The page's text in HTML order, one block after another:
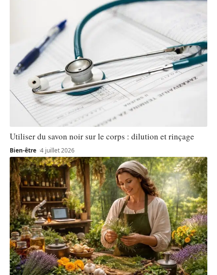
Utiliser du savon noir sur le corps : dilution et rinçage
Bien-être 4 juillet 2026